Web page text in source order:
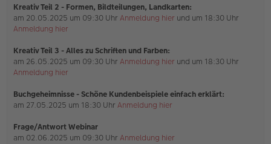
Kreativ Teil 2 - Formen, Bildteilungen, Landkarten:
am 20.05.2025 um 09:30 Uhr Anmeldung hier und um 18:30 Uhr
Anmeldung hier
Kreativ Teil 3 - Alles zu Schriften und Farben:
am 26.05.2025 um 09:30 Uhr Anmeldung hier und um 18:30 Uhr
Anmeldung hier
Buchgeheimnisse - Schöne Kundenbeispiele einfach erklärt:
am 27.05.2025 um 18:30 Uhr Anmeldung hier
Frage/Antwort Webinar
am 02.06.2025 um 09:30 Uhr Anmeldung hier